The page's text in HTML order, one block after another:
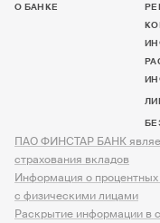
О БАНКЕ
ПАО ФИНСТАР БАНК
страхования вкладов
Информация о процентных
с физическими лицами
Раскрытие информации в